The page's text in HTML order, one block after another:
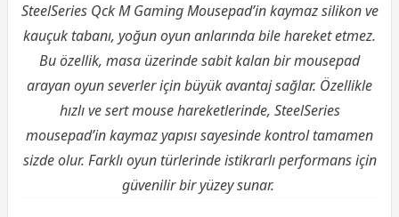
SteelSeries Qck M Gaming Mousepad’in kaymaz silikon ve
kauçuk tabanı, yoğun oyun anlarında bile hareket etmez.
Bu özellik, masa üzerinde sabit kalan bir mousepad
arayan oyun severler için büyük avantaj sağlar. Özellikle
hızlı ve sert mouse hareketlerinde, SteelSeries
mousepad’in kaymaz yapısı sayesinde kontrol tamamen
sizde olur. Farklı oyun türlerinde istikrarlı performans için
güvenilir bir yüzey sunar.